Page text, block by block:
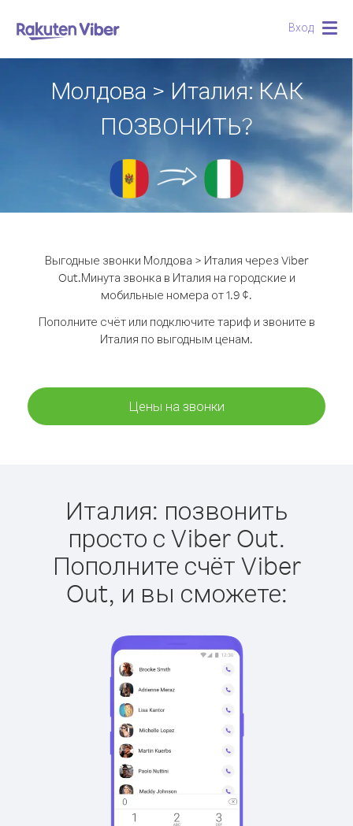
Вход
Молдова > Италия: КАК
ПОЗВОНИТЬ?
Выгодные звонки Молдова > Италия через Viber
Out.Минута звонка в Италия на городские и
мобильные номера от 1.9 ¢.
Пополните счёт или подключите тариф и звоните в
Италия по выгодным ценам.
Цены на звонки
Италия: позвонить
просто с Viber Out.
Пополните счёт Viber
Out, и вы сможете: